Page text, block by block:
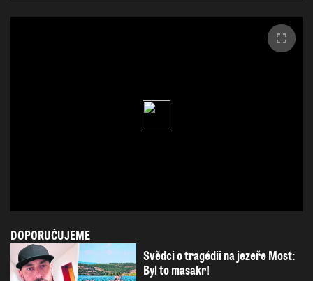
DOPORUČUJEME
Svědci o tragédii na jezeře Most:
Byl to masakr!